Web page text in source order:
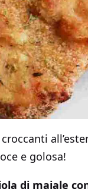
e golosa!
di maiale